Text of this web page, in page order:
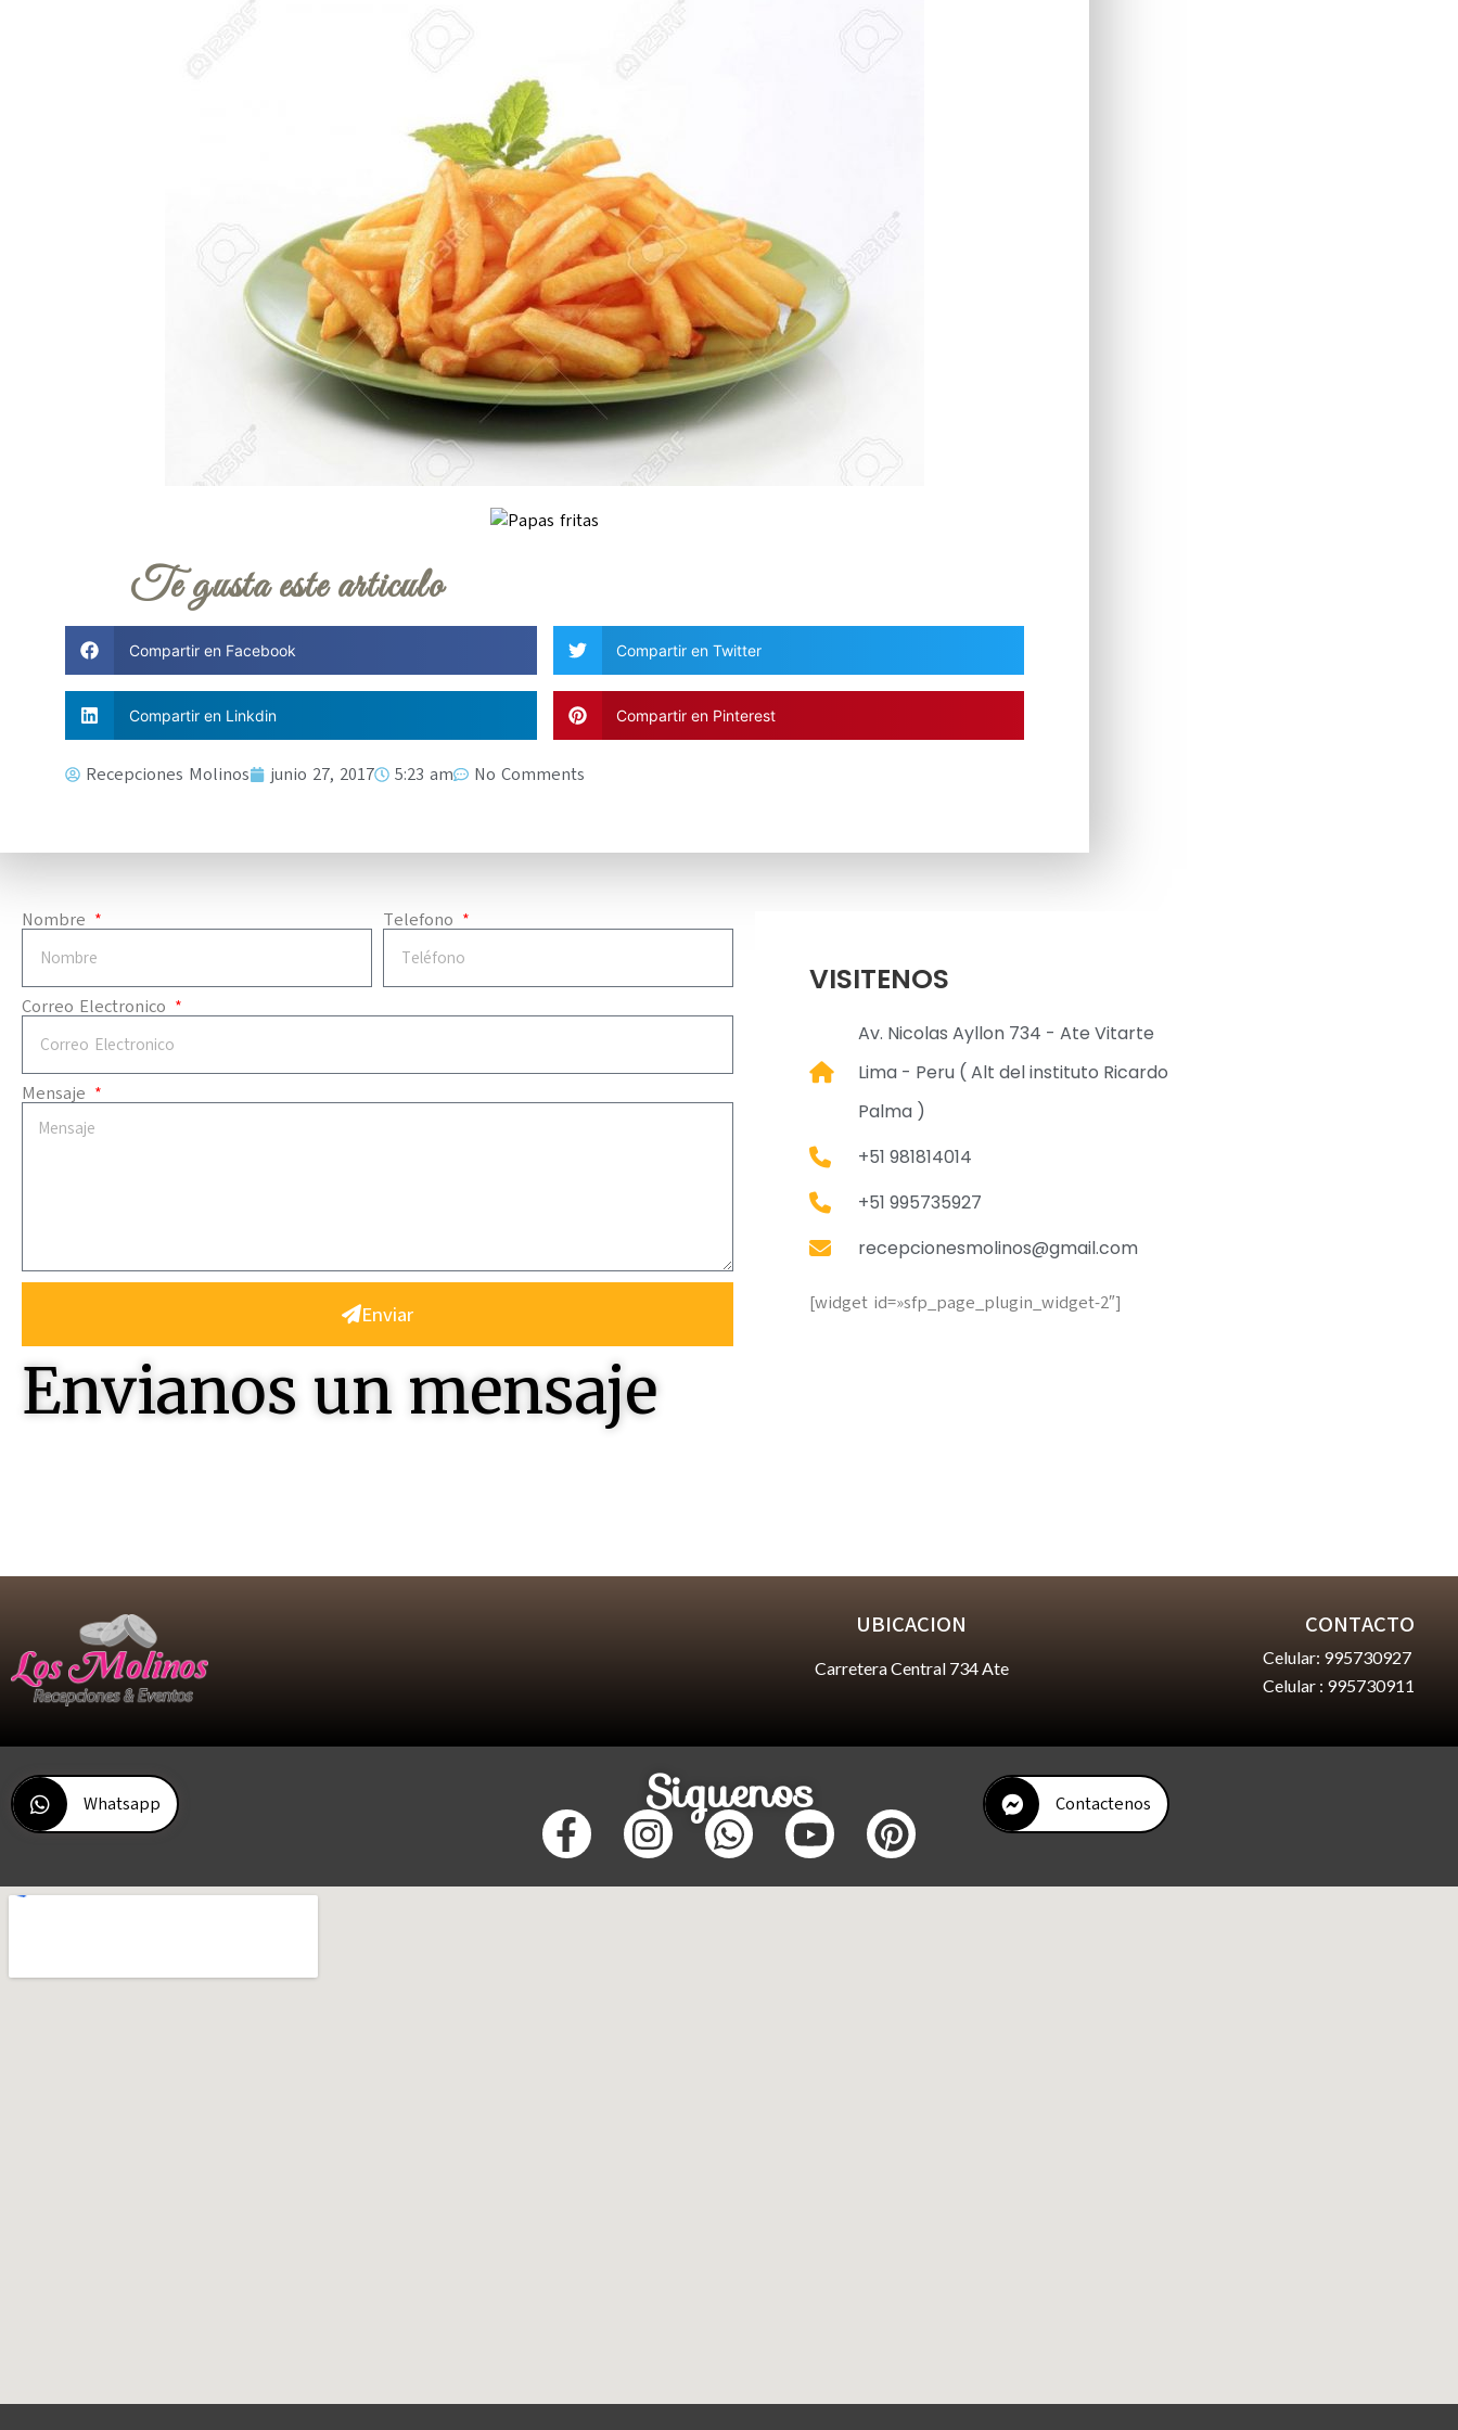
Te gusta este articulo
Compartir en Facebook Compartir en Twitter
Compartir en Linkdin Compartir en Pinterest
Recepciones Molinos junio 27, 2017 5:23 am No Comments
Nombre Telefono
Correo Electronico
Mensaje
Enviar
Envianos un mensaje
VISITENOS
Av. Nicolas Ayllon 734 - Ate Vitarte
Lima - Peru ( Alt del instituto Ricardo
Palma )
+51 981814014
+51 995735927
recepcionesmolinos@gmail.com
[widget id=»sfp_page_plugin_widget-2″]
UBICACION
Carretera Central 734 Ate
CONTACTO
Celular: 995730927
Celular : 995730911
Whatsapp Siguenos Contactenos